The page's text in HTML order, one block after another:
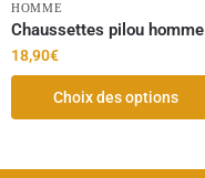
HOMME
Chaussettes pilou homme
18,90€
Choix des options